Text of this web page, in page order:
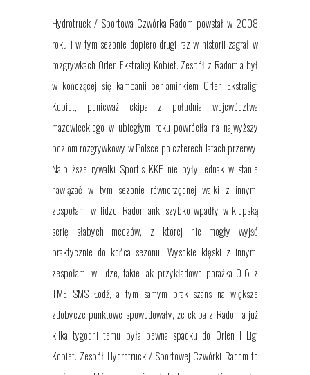
Hydrotruck / Sportowa Czwórka Radom powstał w 2008
roku i w tym sezonie dopiero drugi raz w historii zagrał w
rozgrywkach Orlen Ekstraligi Kobiet. Zespół z Radomia był
w kończącej się kampanii beniaminkiem Orlen Ekstraligi
Kobiet, ponieważ ekipa z południa województwa
mazowieckiego w ubiegłym roku powróciła na najwyższy
poziom rozgrywkowy w Polsce po czterech latach przerwy.
Najbliższe rywalki Sportis KKP nie były jednak w stanie
nawiązaćw tym sezonie równorzędnej walki z innymi
zespołamiw lidze. Radomianki szybko wpadły w kiepską
serię słabych meczów, z której nie mogły wyjść
praktycznie do końca sezonu. Wysokie klęski z innymi
zespołami w lidze,takie jak przykładowo porażka 0-6 z
TME SMS Łódź, a tym samym brak szans na większe
zdobycze punktowe spowodowały, że ekipa z Radomia już
kilka tygodni temu była pewna spadku do Orlen I Ligi
Kobiet. Zespół Hydrotruck / Sportowej Czwórki Radom to